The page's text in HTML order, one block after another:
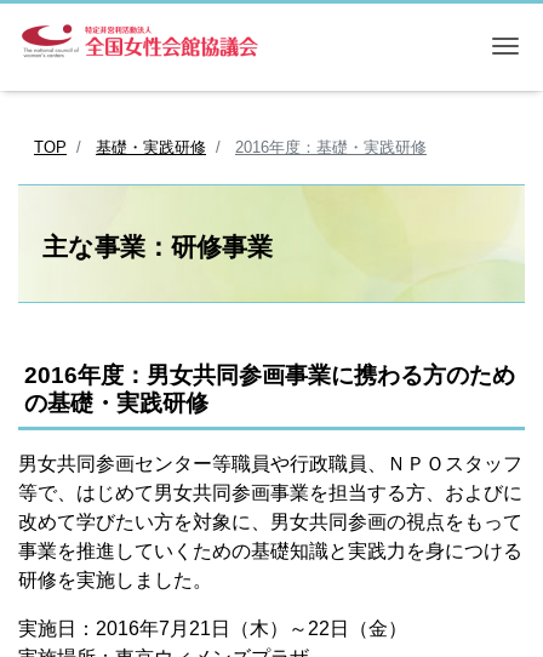
TOP 基礎・実践研修 2016年度：基礎・実践研修
主な事業：研修事業
2016年度：男女共同参画事業に携わる方のため
の基礎・実践研修
男女共同参画センター等職員や行政職員、ＮＰＯスタッフ
等で、はじめて男女共同参画事業を担当する方、およびに
改めて学びたい方を対象に、男女共同参画の視点をもって
事業を推進していくための基礎知識と実践力を身につける
研修を実施しました。
実施日：2016年7月21日（木）～22日（金）